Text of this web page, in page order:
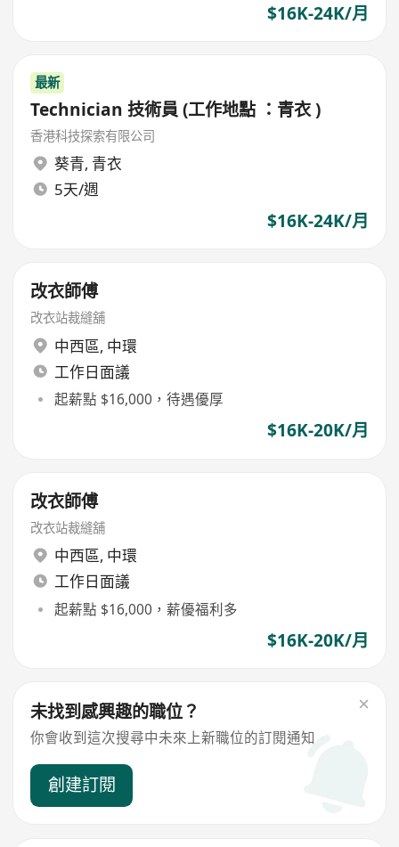
$16K-24K/月
最新
Technician 技術員 (工作地點 ：青衣 )
香港科技探索有限公司
葵青, 青衣
5天/週
$16K-24K/月
改衣師傅
改衣站裁縫舖
中西區, 中環
工作日面議
起薪點 $16,000，待遇優厚
$16K-20K/月
改衣師傅
改衣站裁縫舖
中西區, 中環
工作日面議
起薪點 $16,000，薪優福利多
$16K-20K/月
未找到感興趣的職位？
你會收到這次搜尋中未來上新職位的訂閱通知
創建訂閱